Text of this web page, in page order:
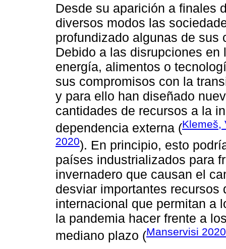
Desde su aparición a finales
diversos modos las
profundizado algunas de
Debido a las disrupciones
energía, alimentos o
sus compromisos con la
y para ello han diseñado
cantidades de recursos a la
dependencia externa (Klemeš,
2020). En principio, esto
países industrializados para
invernadero que causan el
desviar importantes
internacional que permitan a
la pandemia hacer frente a
mediano plazo (Manservisi 2020